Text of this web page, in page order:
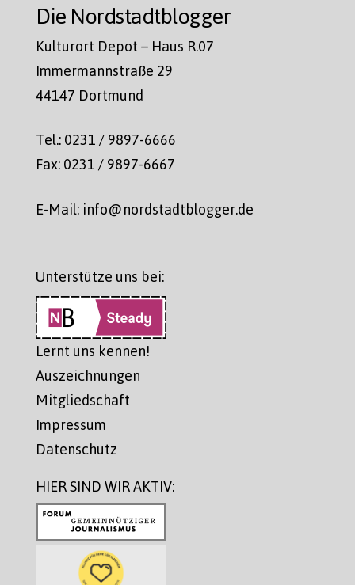
Die Nordstadtblogger
Kulturort Depot – Haus R.07
Immermannstraße 29
44147 Dortmund
Tel.: 0231 / 9897-6666
Fax: 0231 / 9897-6667
E-Mail: info@nordstadtblogger.de
Unterstütze uns bei:
Lernt uns kennen!
Auszeichnungen
Mitgliedschaft
Impressum
Datenschutz
HIER SIND WIR AKTIV: